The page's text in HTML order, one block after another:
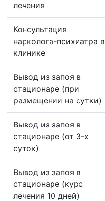
лечения
Консультация
нарколога-психиатра в
клинике
Вывод из запоя в
стационаре (при
размещении на сутки)
Вывод из запоя в
стационаре (от 3-х
суток)
Вывод из запоя в
стационаре (курс
лечения 10 дней)